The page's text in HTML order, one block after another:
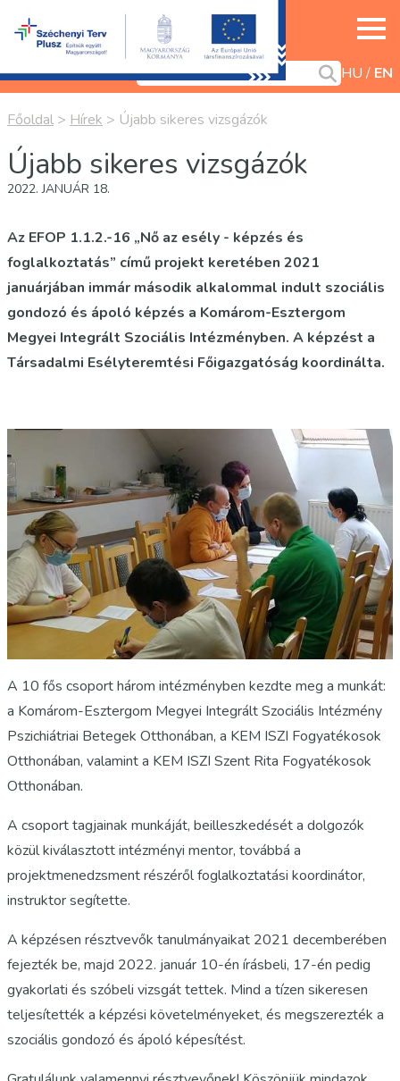
HU EN
Főoldal > Hírek > Újabb sikeres vizsgázók
Újabb sikeres vizsgázók
2022. JANUÁR 18.
Az EFOP 1.1.2.-16 „Nő az esély - képzés és
foglalkoztatás” című projekt keretében 2021
januárjában immár második alkalommal indult szociális
gondozó és ápoló képzés a Komárom-Esztergom
Megyei Integrált Szociális Intézményben. A képzést a
Társadalmi Esélyteremtési Főigazgatóság koordinálta.
A 10 fős csoport három intézményben kezdte meg a munkát:
a Komárom-Esztergom Megyei Integrált Szociális Intézmény
Pszichiátriai Betegek Otthonában, a KEM ISZI Fogyatékosok
Otthonában, valamint a KEM ISZI Szent Rita Fogyatékosok
Otthonában.
A csoport tagjainak munkáját, beilleszkedését a dolgozók
közül kiválasztott intézményi mentor, továbbá a
projektmenedzsment részéről foglalkoztatási koordinátor,
instruktor segítette.
A képzésen résztvevők tanulmányaikat 2021 decemberében
fejezték be, majd 2022. január 10-én írásbeli, 17-én pedig
gyakorlati és szóbeli vizsgát tettek. Mind a tízen sikeresen
teljesítették a képzési követelményeket, és megszerezték a
szociális gondozó és ápoló képesítést.